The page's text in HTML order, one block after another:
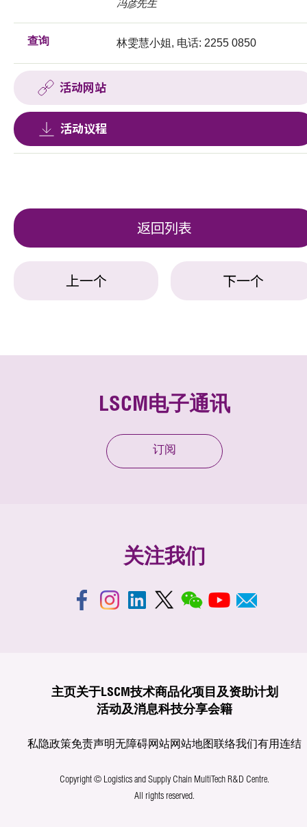
冯彦先生
查询 林雯慧小姐, 电话: 2255 0850
活动网站
活动议程
返回列表
上一个 下一个
LSCM电子通讯
订阅
关注我们
主页关于LSCM技术商品化项目及资助计划
活动及消息科技分享会籍
私隐政策免责声明无障碍网站网站地图联络我们有用连结
Copyright © Logistics and Supply Chain MultiTech R&D Centre.
All rights reserved.